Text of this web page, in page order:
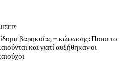
βαρηκοΐας – κώφωσης: Ποιοι το
και γιατί αυξήθηκαν οι